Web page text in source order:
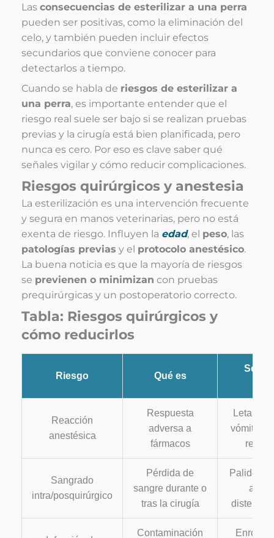
Las consecuencias de esterilizar a una perra
pueden ser positivas, como la eliminación del
celo, y también pueden incluir efectos
secundarios que conviene conocer para
detectarlos a tiempo.
Cuando se habla de riesgos de esterilizar a
una perra, es importante entender que el
riesgo real suele ser bajo si se realizan pruebas
previas y la cirugía está bien planificada, pero
nunca es cero. Por eso es clave saber qué
señales vigilar y cómo reducir complicaciones.
Riesgos quirúrgicos y anestesia
La esterilización es una intervención frecuente
y segura en manos veterinarias, pero no está
exenta de riesgo. Influyen la edad, el peso, las
patologías previas y el protocolo anestésico.
La buena noticia es que la mayoría de riesgos
se previenen o minimizan con pruebas
prequirúrgicas y un postoperatorio correcto.
Tabla: Riesgos quirúrgicos y
cómo reducirlos
Riesgo Qué es
Reacción
anestésica
Respuesta
adversa a
fármacos
Letargo
vómitos,
Sangrado
intra/posquirúrgico
Pérdida de
sangre durante o
tras la cirugía
Palidez
Contaminación